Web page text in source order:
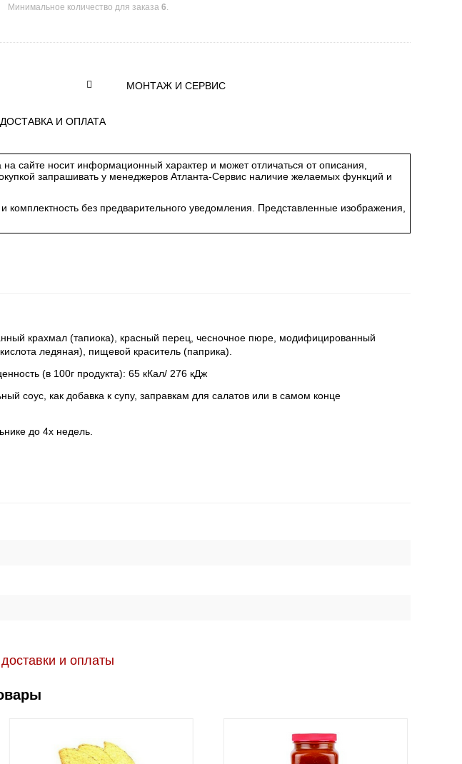
Минимальное количество для заказа 6.
МОНТАЖ И СЕРВИС
ДОСТАВКА И ОПЛАТА
сайте носит информационный характер и может отличаться от описания,
запрашивать у менеджеров Атланта-Сервис наличие желаемых функций и
комплектность без предварительного уведомления. Представленные изображения,
крахмал (тапиока), красный перец, чесночное пюре, модифицированный
ледяная), пищевой краситель (паприка).
(в 100г продукта): 65 кКал/ 276 кДж
соус, как добавка к супу, заправкам для салатов или в самом конце
до 4х недель.
и оплаты